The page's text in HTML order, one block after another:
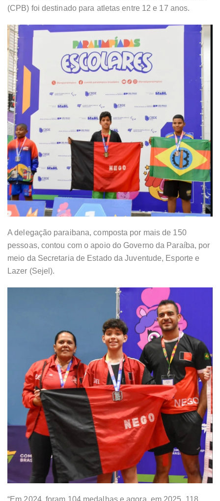
(CPB) foi destinado para atletas entre 12 e 17 anos.
A delegação paraibana, composta por mais de 150
pessoas, contou com o apoio do Governo da Paraíba, por
meio da Secretaria de Estado da Juventude, Esporte e
Lazer (Sejel).
“Em 2024, foram 104 medalhas e agora, em 2025, 118.